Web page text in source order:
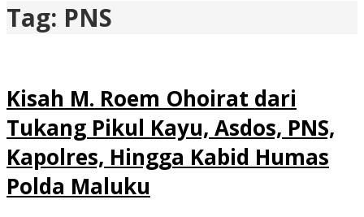
Tag: PNS
Kisah M. Roem Ohoirat dari
Tukang Pikul Kayu, Asdos, PNS,
Kapolres, Hingga Kabid Humas
Polda Maluku